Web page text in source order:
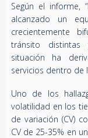
Según el informe,
alcanzado un
crecientemente
tránsito distintas
situación ha
servicios dentro de
Uno de los
volatilidad en los
de variación (CV)
CV de 25-35% en